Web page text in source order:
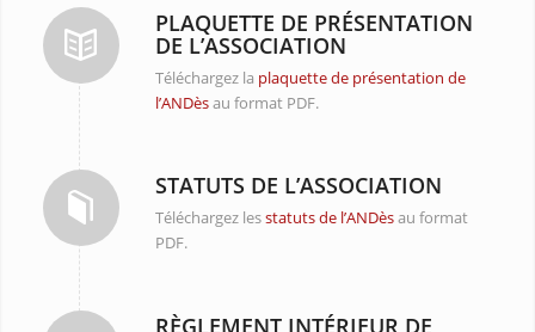
PLAQUETTE DE PRÉSENTATION
DE L’ASSOCIATION
Téléchargez la plaquette de présentation de
l’ANDèsau format PDF.
STATUTS DE L’ASSOCIATION
Téléchargez lesstatuts de l’ANDèsau format
PDF.
RÈGLEMENT INTÉRIEUR DE